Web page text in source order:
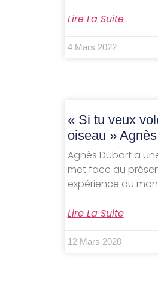
Lire La Suite
4 Mars 2022
« Si tu veux
oiseau »
Agnès Dubart a
met face au
expérience du
Lire La Suite
12 Mars 2020